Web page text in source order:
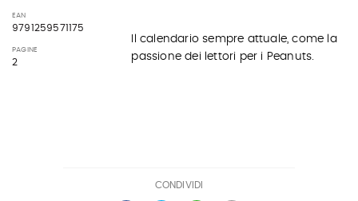
EAN
9791259571175
PAGINE
2
Il calendario sempre attuale, come la
passione dei lettori per i Peanuts.
CONDIVIDI